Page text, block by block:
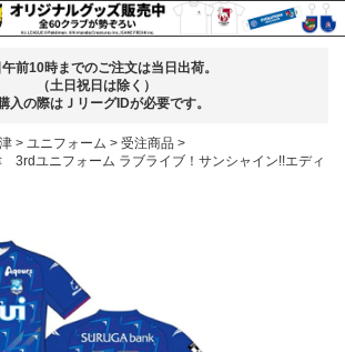
前10時までのご注文は当日出荷。
（土日祝日は除く）
入の際はＪリーグIDが必要です。
ユニフォーム
受注商品
3rdユニフォーム ラブライブ！サンシャイン!!エディ